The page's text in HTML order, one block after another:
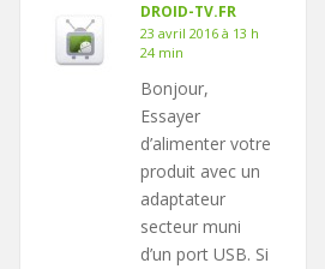
DROID-TV.FR
23 avril 2016 à 13 h
24 min
Bonjour,
Essayer
d’alimenter votre
produit avec un
adaptateur
secteur muni
d’un port USB. Si